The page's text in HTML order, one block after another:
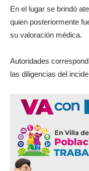
En el lugar se brindó
quien posteriormente
su valoración médica.
Autoridades
las diligencias del